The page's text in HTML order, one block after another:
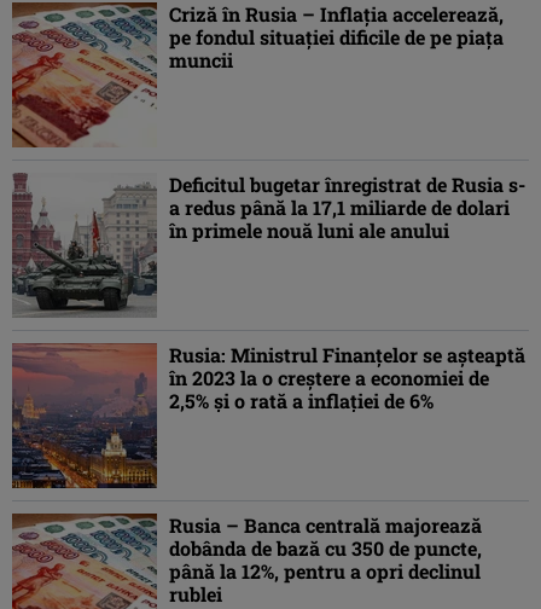
Criză în Rusia – Inflaţia accelerează,
pe fondul situaţiei dificile de pe piaţa
muncii
Deficitul bugetar înregistrat de Rusia s-
a redus până la 17,1 miliarde de dolari
în primele nouă luni ale anului
Rusia: Ministrul Finanţelor se aşteaptă
în 2023 la o creştere a economiei de
2,5% şi o rată a inflaţiei de 6%
Rusia – Banca centrală majorează
dobânda de bază cu 350 de puncte,
până la 12%, pentru a opri declinul
rublei